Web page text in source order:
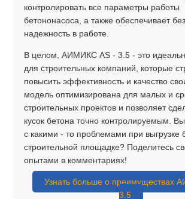
контролировать все параметры работы
бетононасоса, а также обеспечивает
надежность в работе.
В целом, АИМИКС AS - 3.5 - это
для строительных компаний, которые
повысить эффективность и качество
модель оптимизирована для малых и
строительных проектов и позволяет
кусок бетона точно контролируемым.
с какими - то проблемами при выгрузке
строительной площадке? Поделитесь
опытами в комментариях!
Узнать больше о преимуществах
3.5